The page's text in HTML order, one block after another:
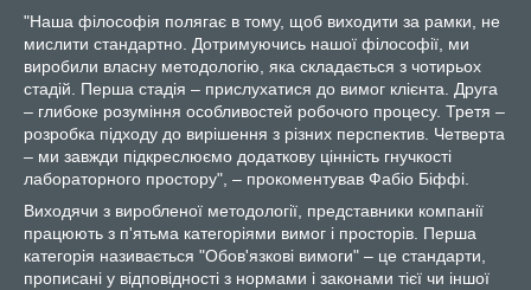
"Наша філософія полягає в тому, щоб виходити за рамки, не
мислити стандартно. Дотримуючись нашої філософії, ми
виробили власну методологію, яка складається з чотирьох
стадій. Перша стадія – прислухатися до вимог клієнта. Друга
– глибоке розуміння особливостей робочого процесу. Третя –
розробка підходу до вирішення з різних перспектив. Четверта
– ми завжди підкреслюємо додаткову цінність гнучкості
лабораторного простору", – прокоментував Фабіо Біффі.
Виходячи з виробленої методології, представники компанії
працюють з п'ятьма категоріями вимог і просторів. Перша
категорія називається "Обов'язкові вимоги" – це стандарти,
прописані у відповідності з нормами і законами тієї чи іншої